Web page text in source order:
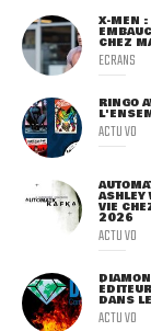
X-MEN :
CHEZ
ECRANS
RINGO
ACTU VO
ASHLEY
VIE
2026
ACTU VO
DANS
ACTU VO